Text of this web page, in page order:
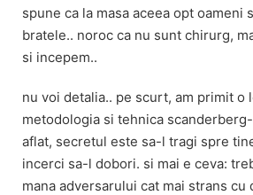
spune ca la masa aceea opt oameni
bratele.. noroc ca nu sunt chirurg,
si incepem..
nu voi detalia.. pe scurt, am primit o
metodologia si tehnica
aflat, secretul este sa-l tragi spre
incerci sa-l dobori. si mai e ceva:
mana adversarului cat mai strans cu